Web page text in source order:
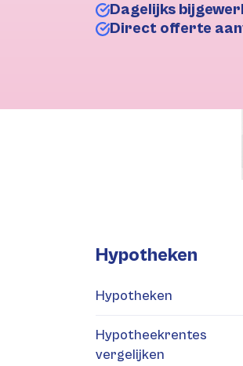
Dagelijks
Direct offerte
Hypotheken
Hypotheken
Hypotheekrentes
vergelijken